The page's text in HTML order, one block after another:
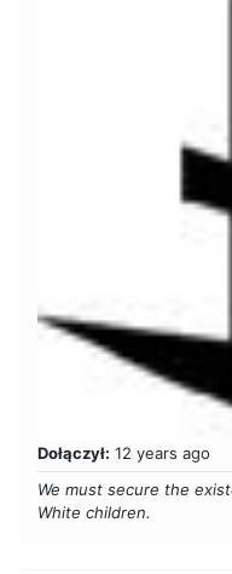
Dołączył: 12 years ago
We must secure the
White children.